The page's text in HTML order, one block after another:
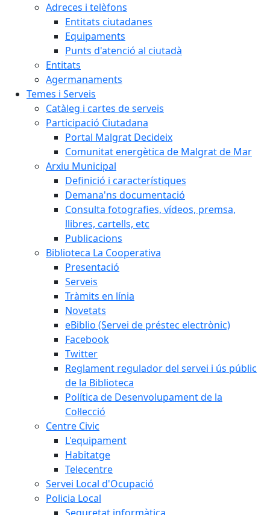
Adreces i telèfons
Entitats ciutadanes
Equipaments
Punts d'atenció al ciutadà
Entitats
Agermanaments
Temes i Serveis
Catàleg i cartes de serveis
Participació Ciutadana
Portal Malgrat Decideix
Comunitat energètica de Malgrat de Mar
Arxiu Municipal
Definició i característiques
Demana'ns documentació
Consulta fotografies, vídeos, premsa,
llibres, cartells, etc
Publicacions
Biblioteca La Cooperativa
Presentació
Serveis
Tràmits en línia
Novetats
eBiblio (Servei de préstec electrònic)
Facebook
Twitter
Reglament regulador del servei i ús públic
de la Biblioteca
Política de Desenvolupament de la
Col·lecció
Centre Civic
L'equipament
Habitatge
Telecentre
Servei Local d'Ocupació
Policia Local